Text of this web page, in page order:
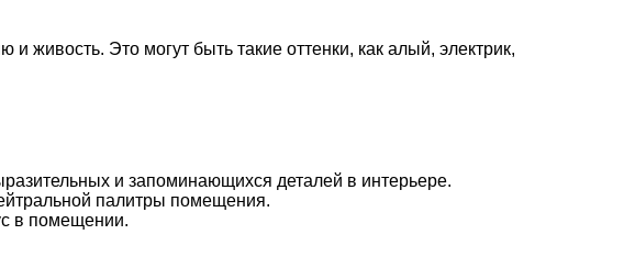
Это могут быть такие оттенки, как алый, электрик,
и запоминающихся деталей в интерьере.
палитры помещения.
в помещении.